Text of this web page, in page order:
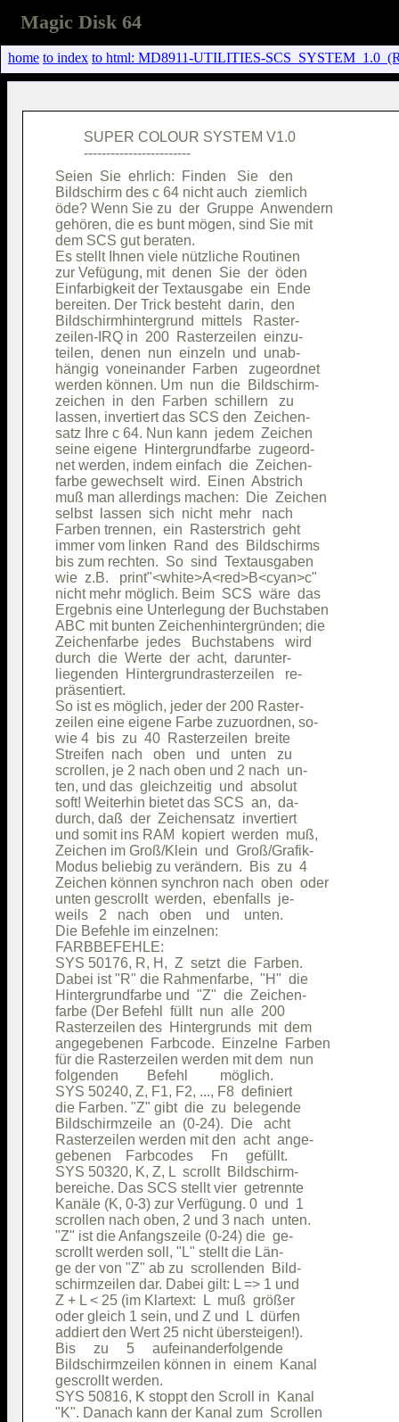
Magic Disk 64
home to index to html: MD8911-UTILITIES-
        SUPER COLOUR SYSTEM V1.0
Seien  Sie  ehrlich:  Finden   Sie   den
Bildschirm des c 64 nicht auch  ziemlich
öde? Wenn Sie zu  der  Gruppe  Anwendern
gehören, die es bunt mögen, sind Sie mit
dem SCS gut beraten.
Es stellt Ihnen viele nützliche Routinen
zur Vefügung, mit  denen  Sie  der  öden
Einfarbigkeit der Textausgabe  ein  Ende
bereiten. Der Trick besteht  darin,  den
Bildschirmhintergrund  mittels   Raster-
zeilen-IRQ in  200  Rasterzeilen  einzu-
teilen,  denen  nun  einzeln  und  unab-
hängig  voneinander  Farben   zugeordnet
werden können. Um  nun  die  Bildschirm-
zeichen  in  den  Farben  schillern   zu
lassen, invertiert das SCS den  Zeichen-
satz Ihre c 64. Nun kann  jedem  Zeichen
seine eigene  Hintergrundfarbe  zugeord-
net werden, indem einfach  die  Zeichen-
farbe gewechselt  wird.  Einen  Abstrich
muß man allerdings machen:  Die  Zeichen
selbst  lassen  sich  nicht  mehr   nach
Farben trennen,  ein  Rasterstrich  geht
immer vom linken  Rand  des  Bildschirms
bis zum rechten.  So  sind  Textausgaben
wie  z.B.   print"<white>A<red>B<cyan>c"
nicht mehr möglich. Beim  SCS  wäre  das
Ergebnis eine Unterlegung der Buchstaben
ABC mit bunten Zeichenhintergründen; die
Zeichenfarbe  jedes   Buchstabens   wird
durch  die  Werte  der  acht,  darunter-
liegenden  Hintergrundrasterzeilen   re-
präsentiert.
So ist es möglich, jeder der 200 Raster-
zeilen eine eigene Farbe zuzuordnen, so-
wie 4  bis  zu  40  Rasterzeilen  breite
Streifen  nach   oben   und   unten   zu
scrollen, je 2 nach oben und 2 nach  un-
ten, und das  gleichzeitig  und  absolut
soft! Weiterhin bietet das SCS  an,  da-
durch, daß  der  Zeichensatz  invertiert
und somit ins RAM  kopiert  werden  muß,
Zeichen im Groß/Klein  und  Groß/Grafik-
Modus beliebig zu verändern.  Bis  zu  4
Zeichen können synchron nach  oben  oder
unten gescrollt  werden,  ebenfalls  je-
weils   2   nach   oben    und    unten.
Die Befehle im einzelnen:
FARBBEFEHLE:
SYS 50176, R, H,  Z  setzt  die  Farben.
Dabei ist "R" die Rahmenfarbe,  "H"  die
Hintergrundfarbe und  "Z"  die  Zeichen-
farbe (Der Befehl  füllt  nun  alle  200
Rasterzeilen des  Hintergrunds  mit  dem
angegebenen  Farbcode.  Einzelne  Farben
für die Rasterzeilen werden mit dem  nun
folgenden        Befehl         möglich.
SYS 50240, Z, F1, F2, ..., F8  definiert
die Farben. "Z" gibt  die  zu  belegende
Bildschirmzeile  an  (0-24).  Die   acht
Rasterzeilen werden mit den  acht  ange-
gebenen    Farbcodes     Fn     gefüllt.
SYS 50320, K, Z, L  scrollt  Bildschirm-
bereiche. Das SCS stellt vier  getrennte
Kanäle (K, 0-3) zur Verfügung. 0  und  1
scrollen nach oben, 2 und 3 nach  unten.
"Z" ist die Anfangszeile (0-24) die  ge-
scrollt werden soll, "L" stellt die Län-
ge der von "Z" ab zu  scrollenden  Bild-
schirmzeilen dar. Dabei gilt: L => 1 und
Z + L < 25 (im Klartext:  L  muß  größer
oder gleich 1 sein, und Z und  L  dürfen
addiert den Wert 25 nicht übersteigen!).
Bis     zu     5     aufeinanderfolgende
Bildschirmzeilen können in  einem  Kanal
gescrollt werden.
SYS 50816, K stoppt den Scroll in  Kanal
"K". Danach kann der Kanal zum  Scrollen